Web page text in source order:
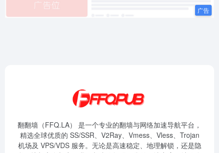
翻翻墙（FFQ.LA） 是一个专业的翻墙与网络加速导航平台，
精选全球优质的 SS/SSR、V2Ray、Vmess、Vless、Trojan
机场及 VPS/VDS 服务。无论是高速稳定、地理解锁，还是隐